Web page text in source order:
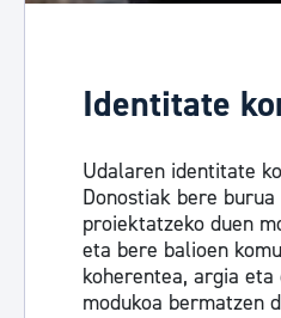
Identitate
Udalaren identitate
Donostiak bere
proiektatzeko duen
eta bere balioen
koherentea, argia eta
modukoa bermatzen